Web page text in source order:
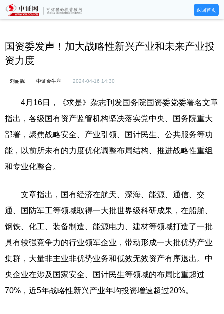
返回首页
国资委发声！加大战略性新兴产业和未来产业投
资力度
刘丽靓 中证金牛座 2024-04-16 14:30
4月16日，《求是》杂志刊发国务院国资委党委署名文章
指出，各级国有资产监管机构坚决落实党中央、国务院重大
部署，聚焦战略安全、产业引领、国计民生、公共服务等功
能，以前所未有的力度优化调整布局结构、推进战略性重组
和专业化整合。
文章指出，国有经济在航天、深海、能源、通信、交
通、国防军工等领域取得一大批世界级科研成果，在船舶、
钢铁、化工、装备制造、能源电力、建材等领域打造了一批
具有较强竞争力的行业领军企业，带动形成一大批优势产业
集群，大量非主业非优势业务和低效无效资产有序退出。中
央企业在涉及国家安全、国计民生等领域的布局比重超过
70%，近5年战略性新兴产业年均投资增速超过20%。